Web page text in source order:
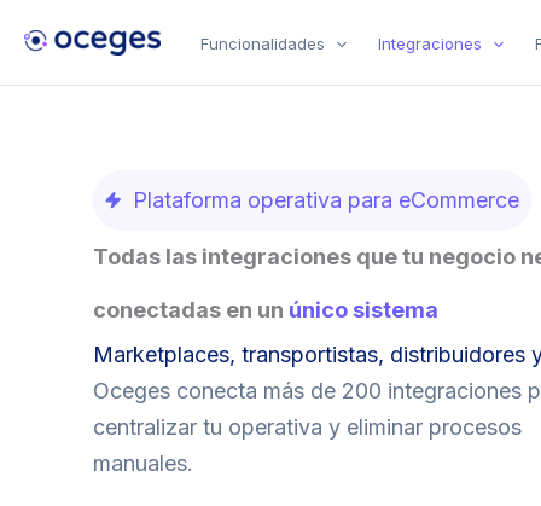
contenido
Funcionalidades Integraciones
Plataforma operativa para eCommerce
Todas las integraciones que tu negocio
conectadas en un único sistema
Marketplaces, transportistas, distribuidores
Oceges conecta más de 200 integraciones
centralizar tu operativa y eliminar procesos
manuales.